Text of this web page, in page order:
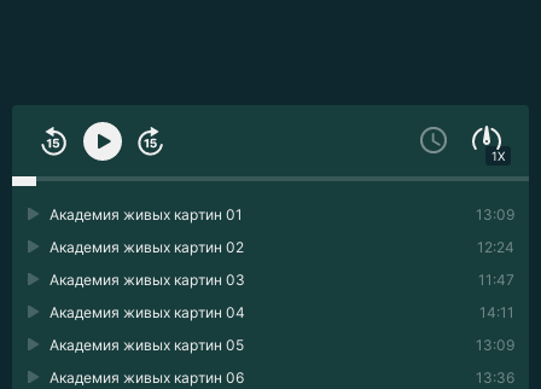
1X
13:09
Академия живых картин 01
12:24
Академия живых картин 02
11:47
Академия живых картин 03
14:11
Академия живых картин 04
13:09
Академия живых картин 05
13:36
Академия живых картин 06